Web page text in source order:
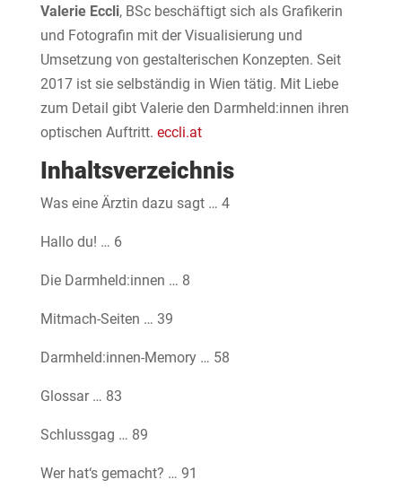
Valerie Eccli, BSc beschäftigt sich als Grafikerin
und Fotografin mit der Visualisierung und
Umsetzung von gestalterischen Konzepten. Seit
2017 ist sie selbständig in Wien tätig. Mit Liebe
zum Detail gibt Valerie den Darmheld:innen ihren
optischen Auftritt. eccli.at
Inhaltsverzeichnis
Was eine Ärztin dazu sagt … 4
Hallo du! … 6
Die Darmheld:innen … 8
Mitmach-Seiten … 39
Darmheld:innen-Memory … 58
Glossar … 83
Schlussgag … 89
Wer hat‘s gemacht? … 91